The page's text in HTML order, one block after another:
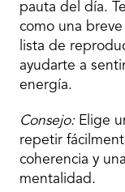
pauta del día.
como una breve
lista de
ayudarte a
energía.
Consejo:Elige
repetir
coherencia y
mentalidad.